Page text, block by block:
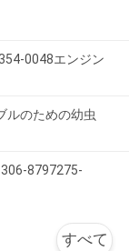
0048エンジン
ルのための幼虫
8797275-
すべて